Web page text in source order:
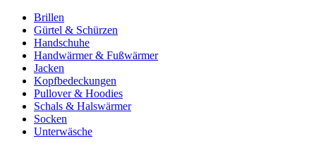
Brillen
Gürtel & Schürzen
Handschuhe
Handwärmer & Fußwärmer
Jacken
Kopfbedeckungen
Pullover & Hoodies
Schals & Halswärmer
Socken
Unterwäsche